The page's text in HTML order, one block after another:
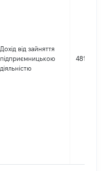
Дохід від зайняття
підприємницькою
діяльністю
481480